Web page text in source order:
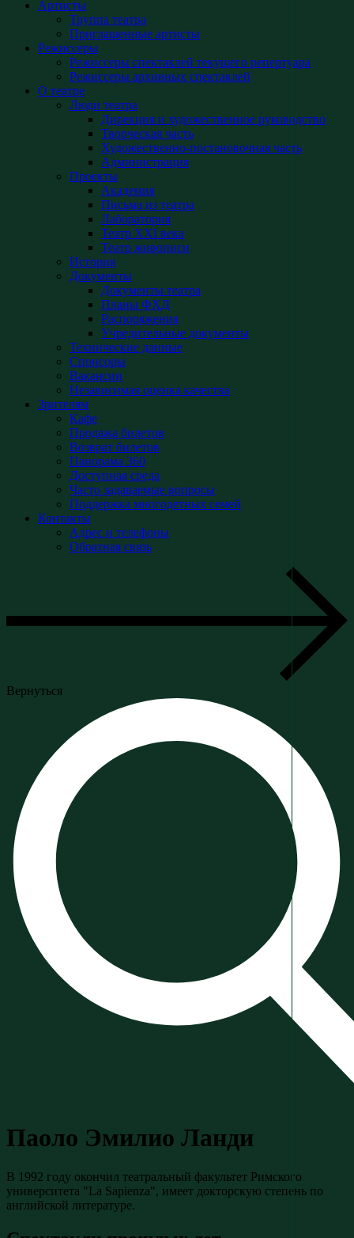
Артисты
Труппа театра
Приглашенные артисты
Режиссеры
Режиссеры спектаклей текущего репертуара
Режиссеры архивных спектаклей
О театре
Люди театра
Дирекция и художественное руководство
Творческая часть
Художественно-постановочная часть
Администрация
Проекты
Академия
Письма из театра
Лаборатория
Театр XXI века
Театр живописи
История
Документы
Документы театра
Планы ФХД
Распоряжения
Учредительные документы
Технические данные
Спонсоры
Вакансии
Независимая оценка качества
Зрителям
Кафе
Продажа билетов
Возврат билетов
Панорама 360
Доступная среда
Часто задаваемые вопросы
Поддержка многодетных семей
Контакты
Адрес и телефоны
Обратная связь
Вернуться
Паоло Эмилио Ланди
В 1992 году окончил театральный факультет Римского
университета "La Sapienza", имеет докторскую степень по
английской литературе.